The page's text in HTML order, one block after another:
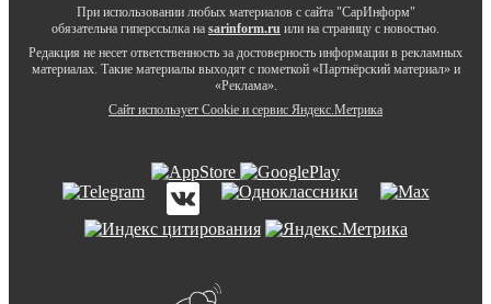
При использовании любых материалов с сайта "СарИнформ"
обязательна гиперссылка на sarinform.ru или на страницу с новостью.
Редакция не несет ответственность за достоверность информации в рекламных
материалах. Такие материалы выходят с пометкой «Партнёрский материал» и
«Реклама».
Сайт использует Cookie и сервиc Яндекс.Метрика